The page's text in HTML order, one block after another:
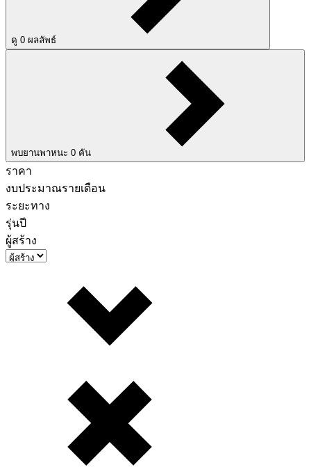
ดู 0 ผลลัพธ์
พบยานพาหนะ 0 คัน
ราคา
งบประมาณรายเดือน
ระยะทาง
รุ่นปี
ผู้สร้าง